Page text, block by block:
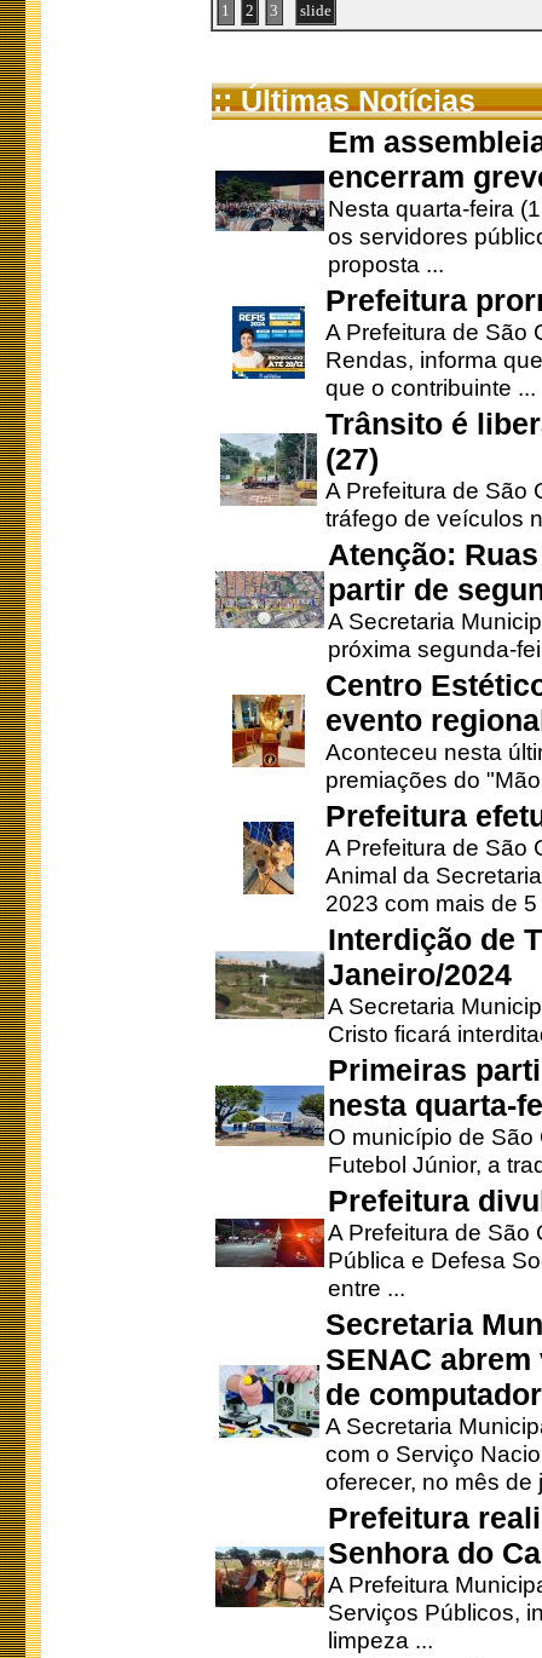
1 2 3 slide
:: Últimas Notícias
Em
encerram
Nesta quarta-feira
os servidores
proposta ...
Prefeitura
A Prefeitura de São
Rendas, informa
que o contribuinte ...
Trânsito é
(27)
A Prefeitura de São
tráfego de veículos
Atenção:
partir de
A Secretaria
próxima segunda-
Centro
evento
Aconteceu nesta
premiações do
Prefeitura
A Prefeitura de São
Animal da
2023 com mais de 5
Interdição de
Janeiro/2024
A Secretaria
Cristo ficará
Primeiras
nesta quarta-
O município de
Futebol Júnior, a
Prefeitura
A Prefeitura de São
Pública e Defesa
entre ...
Secretaria
SENAC
de
A Secretaria
com o Serviço
oferecer, no mês de
Prefeitura
Senhora do
A Prefeitura
Serviços Públicos,
limpeza ...